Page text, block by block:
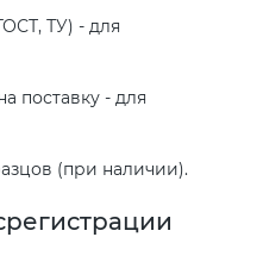
ТУ) - для
поставку - для
(при наличии).